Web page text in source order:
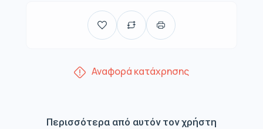
Αναφορά κατάχρησης
Περισσότερα από αυτόν τον χρήστη